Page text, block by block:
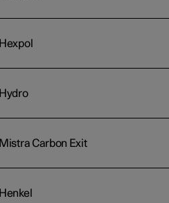
Hexpol
Hydro
Mistra Carbon Exit
Henkel